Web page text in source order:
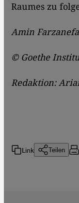
Raumes zu
Amin
© Goethe
Redaktion:
Link Teilen